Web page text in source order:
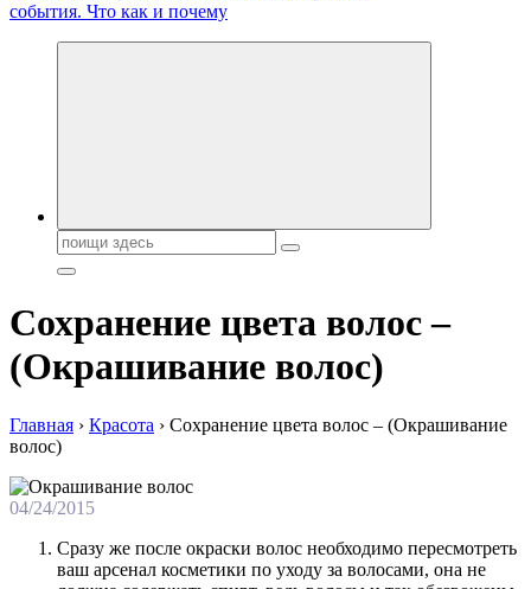
Обо всем и обо всех, что зачем и почему. Новости политики,
Поиск:
Сохранение цвета волос –
(Окрашивание волос)
Главная › Красота › Сохранение цвета волос – (Окрашивание
волос)
04/24/2015
Сразу же после окраски волос необходимо пересмотреть
ваш арсенал косметики по уходу за волосами, она не